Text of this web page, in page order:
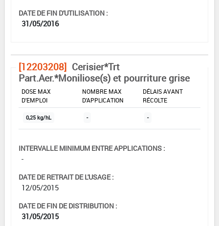
DATE DE FIN D'UTILISATION :
31/05/2016
[12203208] Cerisier*Trt
Part.Aer.*Moniliose(s) et pourriture grise
DOSE MAX
D'EMPLOI
NOMBRE MAX
D'APPLICATION
DÉLAIS AVANT
RÉCOLTE
0,25 kg/hL - -
INTERVALLE MINIMUM ENTRE APPLICATIONS :
-
DATE DE RETRAIT DE L'USAGE :
12/05/2015
DATE DE FIN DE DISTRIBUTION :
31/05/2015